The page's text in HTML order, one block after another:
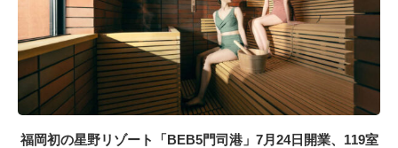
福岡初の星野リゾート「BEB5門司港」7月24日開業、119室